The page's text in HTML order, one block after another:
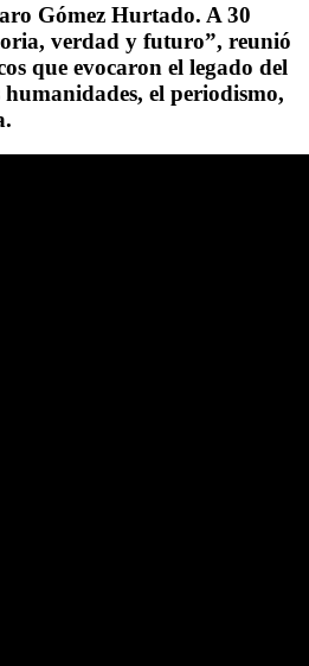
Gómez Hurtado. A 30
verdad y futuro”, reunió
que evocaron el legado del
el periodismo,